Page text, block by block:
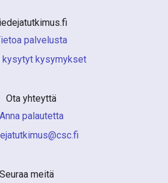
palvelusta
kysytyt kysymykset
Ota yhteyttä
Anna palautetta
Seuraa meitä